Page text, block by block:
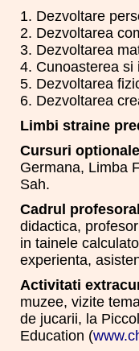
1. Dezvoltare
2. Dezvoltarea
3. Dezvoltarea
4. Cunoasterea si
5. Dezvoltarea
6. Dezvoltarea
Limbi straine
Cursuri optionale
Germana, Limba
Sah.
Cadrul profesoral
didactica,
in tainele
experienta,
Activitati
muzee, vizite
de jucarii, la
Education (